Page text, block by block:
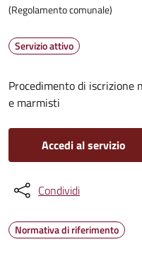
(Regolamento comunale)
Servizio attivo
Procedimento di
e marmisti
Accedi al servizio
Condividi
Normativa di riferimento